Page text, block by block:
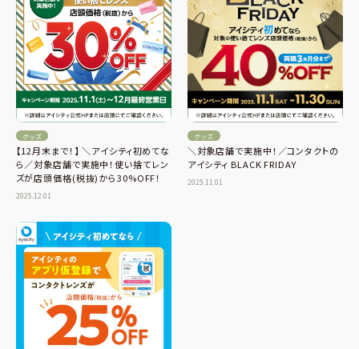
グッズ
【12月末まで！】 ＼アイシティ初めてな
ら／対象店舗で実施中！使い捨てレン
ズが店頭価格(税抜)から30%OFF！
2025.12.01
グッズ
＼対象店舗で実施中！／コンタクトの
アイシティ BLACK FRIDAY
2025.11.01